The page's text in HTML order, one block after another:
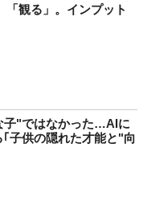
「観る」。インプット
子"ではなかった…AIに
子供の隠れた才能と"向